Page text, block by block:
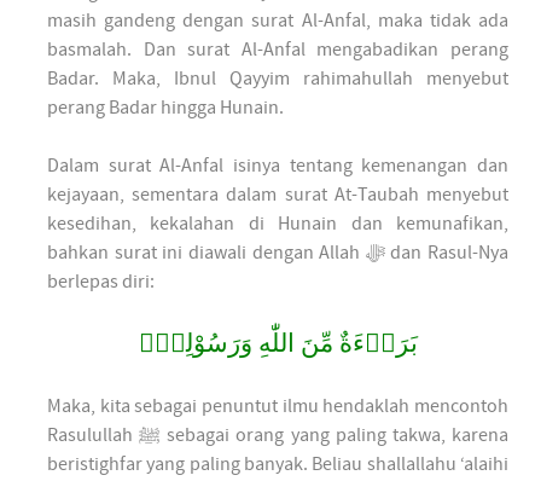
masih gandeng dengan surat Al-Anfal, maka tidak ada
basmalah. Dan surat Al-Anfal mengabadikan perang
Badar. Maka, Ibnul Qayyim rahimahullah menyebut
perang Badar hingga Hunain.
Dalam surat Al-Anfal isinya tentang kemenangan dan
kejayaan, sementara dalam surat At-Taubah menyebut
kesedihan, kekalahan di Hunain dan kemunafikan,
bahkan surat ini diawali dengan Allah ﷻ dan Rasul-Nya
berlepas diri:
بَرَاۤءَةٌ مِّنَ اللّٰهِ وَرَسُوْلِهٖٓ
Maka, kita sebagai penuntut ilmu hendaklah mencontoh
Rasulullah ﷺ sebagai orang yang paling takwa, karena
beristighfar yang paling banyak. Beliau shallallahu ‘alaihi